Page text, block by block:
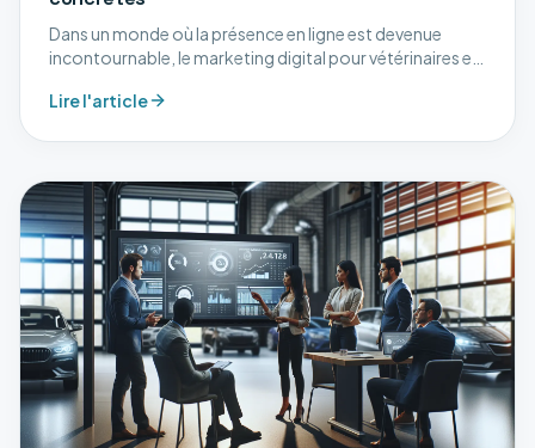
Dans un monde où la présence en ligne est devenue
incontournable, le marketing digital pour vétérinaires et
clients. Avec l'augmentation
Lire l'article